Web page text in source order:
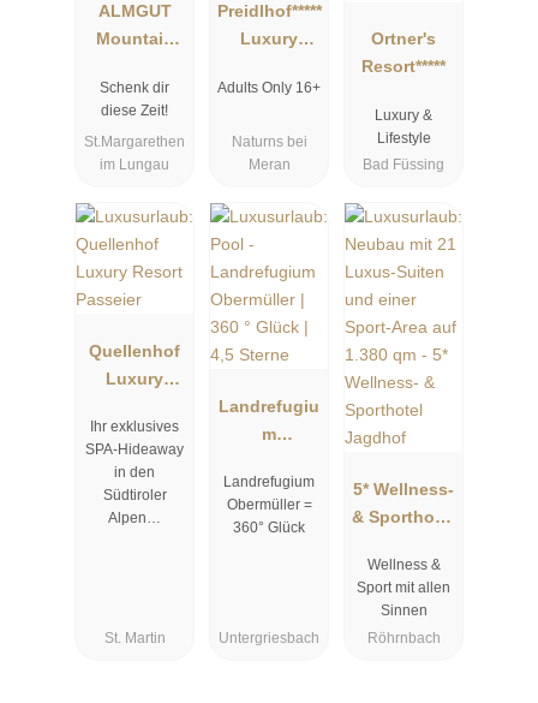
ALMGUT
Mountain
Schenk dir
diese Zeit!
St.Margarethen
im Lungau
Preidlhof*****
Luxury
Resort
Adults Only 16+
Naturns bei
Meran
Ortner's
Resort*****
Luxury &
Lifestyle
Bad Füssing
Quellenhof
Luxury
Passeier
Ihr exklusives
SPA-Hideaway
in den
Südtiroler
Alpen…
St. Martin
Landrefugiu
m
360 ° Glück |
Landrefugium
Obermüller =
360° Glück
Untergriesbach
5* Wellness-
& Sporthotel
Wellness &
Sport mit allen
Sinnen
Röhrnbach